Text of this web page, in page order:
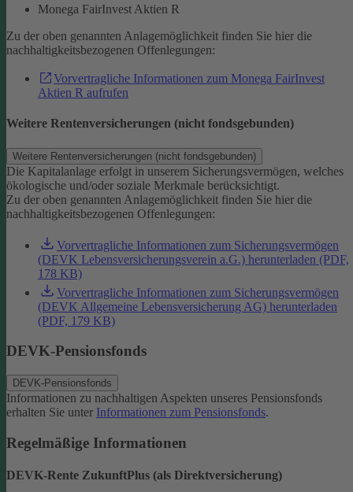
Monega FairInvest Aktien R
Zu der oben genannten Anlagemöglichkeit finden Sie hier die
nachhaltigkeitsbezogenen Offenlegungen:
Vorvertragliche Informationen zum Monega FairInvest
Aktien R aufrufen
Weitere Rentenversicherungen (nicht fondsgebunden)
Weitere Rentenversicherungen (nicht fondsgebunden)
Die Kapitalanlage erfolgt in unserem Sicherungsvermögen, welches
ökologische und/oder soziale Merkmale berücksichtigt.
Zu der oben genannten Anlagemöglichkeit finden Sie hier die
nachhaltigkeitsbezogenen Offenlegungen:
Vorvertragliche Informationen zum Sicherungsvermögen
(DEVK Lebensversicherungsverein a.G.) herunterladen (PDF,
178 KB)
Vorvertragliche Informationen zum Sicherungsvermögen
(DEVK Allgemeine Lebensversicherung AG) herunterladen
(PDF, 179 KB)
DEVK-Pensionsfonds
DEVK-Pensionsfonds
Informationen zu nachhaltigen Aspekten unseres Pensionsfonds
erhalten Sie unter Informationen zum Pensionsfonds.
Regelmäßige Informationen
DEVK-Rente ZukunftPlus (als Direktversicherung)